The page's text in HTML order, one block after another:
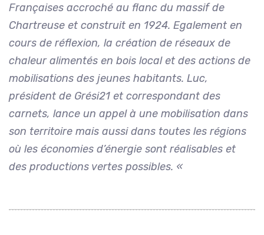
Françaises accroché au flanc du massif de
Chartreuse et construit en 1924. Egalement en
cours de réflexion, la création de réseaux de
chaleur alimentés en bois local et des actions de
mobilisations des jeunes habitants. Luc,
président de Grési21 et correspondant des
carnets, lance un appel à une mobilisation dans
son territoire mais aussi dans toutes les régions
où les économies d’énergie sont réalisables et
des productions vertes possibles. «